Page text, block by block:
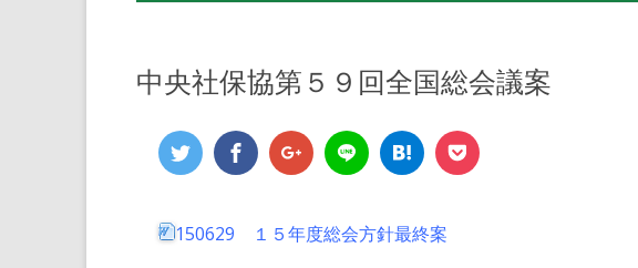
中央社保協第５９回全国総会議案
150629 １５年度総会方針最終案